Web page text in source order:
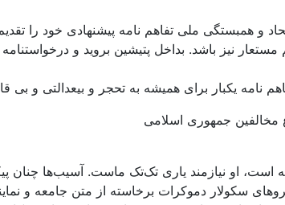
و همبستگی ملی تفاهم نامه پیشنهادی خود را
نامه یکبار برای همیشه به تحجر و بیعدالتی و بی
مخالفین جمهوری اسلامی
است، او نیازمند یاری تک‌تک ماست. آسیب‌ها
سکولار دموکرات برخاسته از متن جامعه و